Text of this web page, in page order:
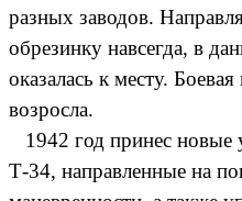
разных заводов.
обрезинку навсегда, в
оказалась к месту.
возросла.
1942 год принес новые
Т-34, направленные на